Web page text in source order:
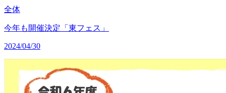
全体
今年も開催決定「東フェス」
2024/04/30